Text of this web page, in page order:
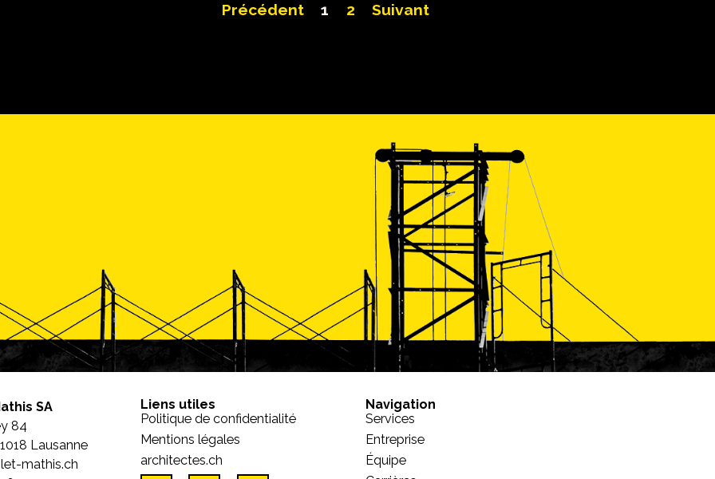
Précédent 1 2 Suivant
SA
84
Lausanne
mathis.ch
Liens utiles
Politique de confidentialité
Mentions légales
architectes.ch
Navigation
Services
Entreprise
Équipe